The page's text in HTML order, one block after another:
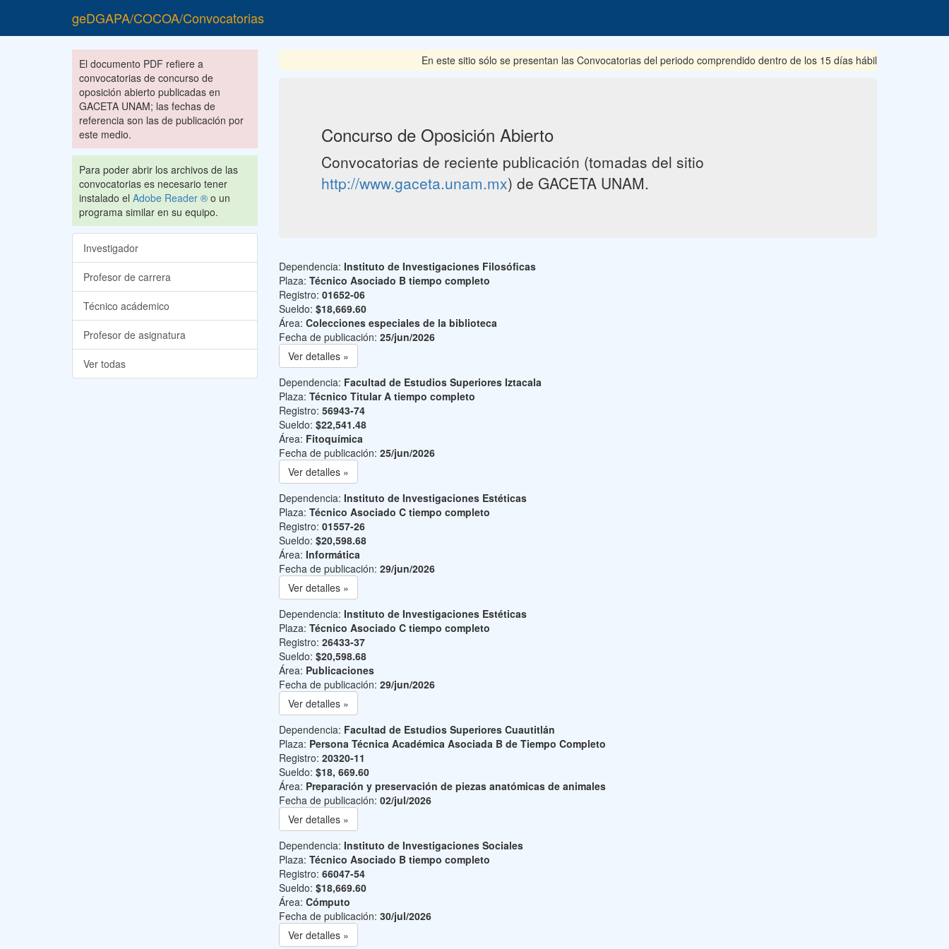
geDGAPA/COCOA/Convocatorias
El documento PDF refiere a
convocatorias de concurso de
oposición abierto publicadas en
GACETA UNAM; las fechas de
referencia son las de publicación por
este medio.
Para poder abrir los archivos de las
convocatorias es necesario tener
instalado el Adobe Reader ® o un
programa similar en su equipo.
Investigador
Profesor de carrera
Técnico acádemico
Profesor de asignatura
Ver todas
En este sitio sólo se presentan las Convocatorias del periodo comprendido dentro de los 15 días hábiles posteriores a
Concurso de Oposición Abierto
Convocatorias de reciente publicación (tomadas del sitio
http://www.gaceta.unam.mx) de GACETA UNAM.
Dependencia: Instituto de Investigaciones Filosóficas
Plaza: Técnico Asociado B tiempo completo
Registro: 01652-06
Sueldo: $18,669.60
Área: Colecciones especiales de la biblioteca
Fecha de publicación: 25/jun/2026
Ver detalles »
Dependencia: Facultad de Estudios Superiores Iztacala
Plaza: Técnico Titular A tiempo completo
Registro: 56943-74
Sueldo: $22,541.48
Área: Fitoquímica
Fecha de publicación: 25/jun/2026
Ver detalles »
Dependencia: Instituto de Investigaciones Estéticas
Plaza: Técnico Asociado C tiempo completo
Registro: 01557-26
Sueldo: $20,598.68
Área: Informática
Fecha de publicación: 29/jun/2026
Ver detalles »
Dependencia: Instituto de Investigaciones Estéticas
Plaza: Técnico Asociado C tiempo completo
Registro: 26433-37
Sueldo: $20,598.68
Área: Publicaciones
Fecha de publicación: 29/jun/2026
Ver detalles »
Dependencia: Facultad de Estudios Superiores Cuautitlán
Plaza: Persona Técnica Académica Asociada B de Tiempo Completo
Registro: 20320-11
Sueldo: $18, 669.60
Área: Preparación y preservación de piezas anatómicas de animales
Fecha de publicación: 02/jul/2026
Ver detalles »
Dependencia: Instituto de Investigaciones Sociales
Plaza: Técnico Asociado B tiempo completo
Registro: 66047-54
Sueldo: $18,669.60
Área: Cómputo
Fecha de publicación: 30/jul/2026
Ver detalles »